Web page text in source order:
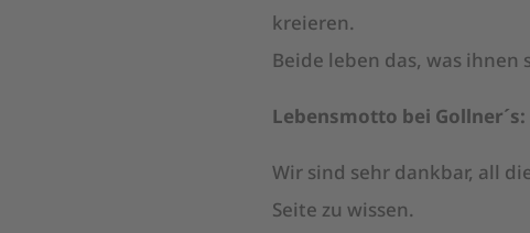
kreieren.
Beide leben das, was ihnen
Lebensmotto bei Gollner´s:
Wir sind sehr dankbar, all
Seite zu wissen.